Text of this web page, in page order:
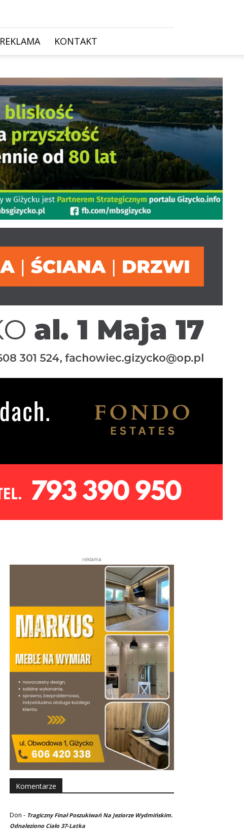
REKLAMA KONTAKT
reklama
Komentarze
Don - Tragiczny Finał Poszukiwań Na Jeziorze Wydmińskim.
Odnaleziono Ciało 37-Latka